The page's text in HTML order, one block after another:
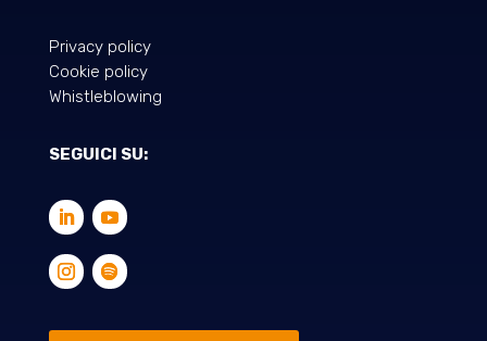
Privacy policy
Cookie policy
Whistleblowing
SEGUICI SU: